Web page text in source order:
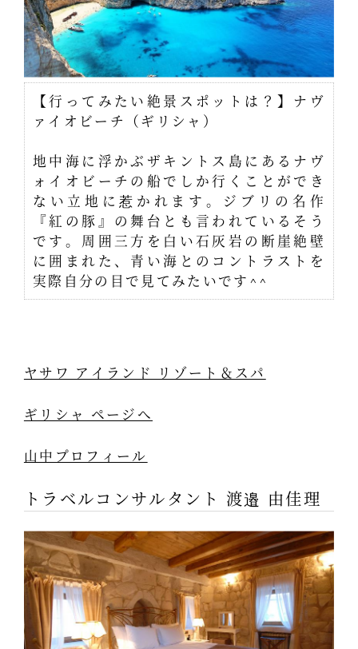
【行ってみたい絶景スポットは？】ナヴ
ァイオビーチ（ギリシャ）
地中海に浮かぶザキントス島にあるナヴ
ォイオビーチの船でしか行くことができ
ない立地に惹かれます。ジブリの名作
『紅の豚』の舞台とも言われているそう
です。周囲三方を白い石灰岩の断崖絶壁
に囲まれた、青い海とのコントラストを
実際自分の目で見てみたいです^^
ヤサワ アイランド リゾート＆スパ
ギリシャ ページへ
山中プロフィール
トラベルコンサルタント 渡邉 由佳理